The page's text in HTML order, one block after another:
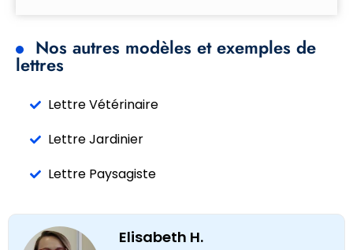
Nos autres modèles et exemples de
lettres
Lettre Vétérinaire
Lettre Jardinier
Lettre Paysagiste
Elisabeth H.